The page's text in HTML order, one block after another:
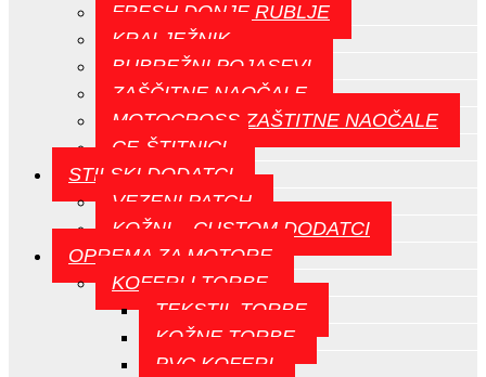
FRESH DONJE RUBLJE
KRALJEŽNIK
BUBREŽNI POJASEVI
ZAŠČITNE NAOČALE
MOTOCROSS ZAŠTITNE NAOČALE
CE-ŠTITNICI
STILSKI DODATCI
VEZENI PATCH
KOŽNI – CUSTOM DODATCI
OPREMA ZA MOTORE
KOFERI I TORBE
TEKSTIL TORBE
KOŽNE TORBE
PVC KOFERI